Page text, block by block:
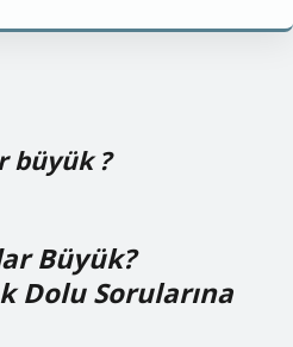
büyük ?
Büyük?
Dolu Sorularına